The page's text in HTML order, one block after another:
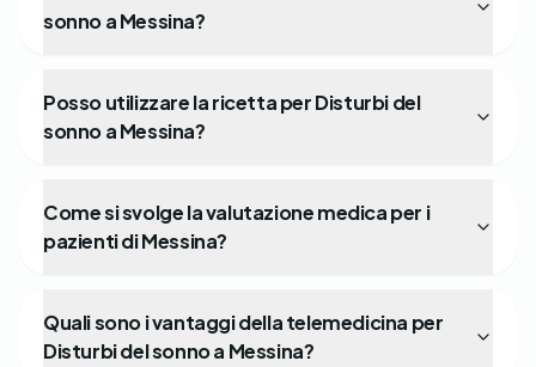
sonno a Messina?
Posso utilizzare la ricetta per Disturbi del
sonno a Messina?
Come si svolge la valutazione medica per i
pazienti di Messina?
Quali sono i vantaggi della telemedicina per
Disturbi del sonno a Messina?